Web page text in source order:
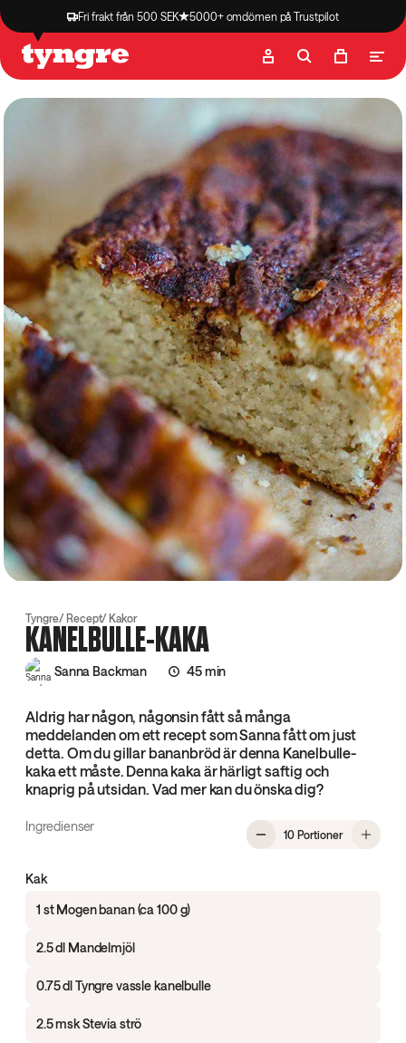
Fri frakt från 500 SEK 5000+ omdömen på Trustpilot
Butik Recept
Tyngre Recept Kakor
KANELBULLE-KAKA
Sanna Backman 45 min
Aldrig har någon, någonsin fått så många
meddelanden om ett recept som Sanna fått om just
detta. Om du gillar bananbröd är denna Kanelbulle-
kaka ett måste. Denna kaka är härligt saftig och
knaprig på utsidan. Vad mer kan du önska dig?
Ingredienser
10 Portioner, Kanelbulle-
Kak
1 st Mogen banan (ca 100 g)
2.5 dl Mandelmjöl
0.75 dl Tyngre vassle kanelbulle
2.5 msk Stevia strö